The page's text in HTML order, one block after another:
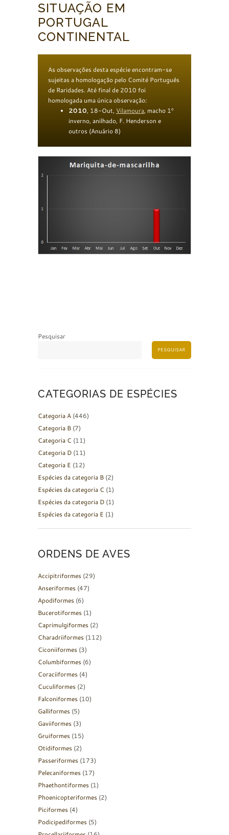
SITUAÇÃO EM
PORTUGAL
CONTINENTAL
As observações desta espécie encontram-se
sujeitas a homologação pelo Comité Português
de Raridades. Até final de 2010 foi
homologada uma única observação:
2010, 18-Out, Vilamoura, macho 1º
inverno, anilhado, F. Henderson e
outros (Anuário 8)
Pesquisar
PESQUISAR
CATEGORIAS DE ESPÉCIES
Categoria A (446)
Categoria B (7)
Categoria C (11)
Categoria D (11)
Categoria E (12)
Espécies da categoria B (2)
Espécies da categoria C (1)
Espécies da categoria D (1)
Espécies da categoria E (1)
ORDENS DE AVES
Accipitriformes (29)
Anseriformes (47)
Apodiformes (6)
Bucerotiformes (1)
Caprimulgiformes (2)
Charadriiformes (112)
Ciconiiformes (3)
Columbiformes (6)
Coraciiformes (4)
Cuculiformes (2)
Falconiformes (10)
Galliformes (5)
Gaviiformes (3)
Gruiformes (15)
Otidiformes (2)
Passeriformes (173)
Pelecaniformes (17)
Phaethontiformes (1)
Phoenicopteriformes (2)
Piciformes (4)
Podicipediformes (5)